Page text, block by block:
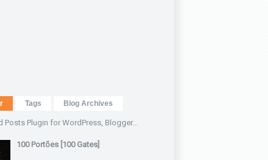
Tags Blog Archives
100 Portões [100 Gates]